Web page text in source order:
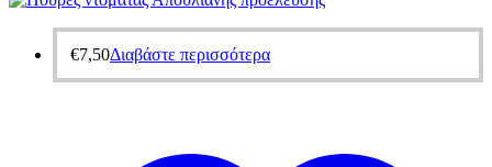
€7,50Διαβάστε περισσότερα